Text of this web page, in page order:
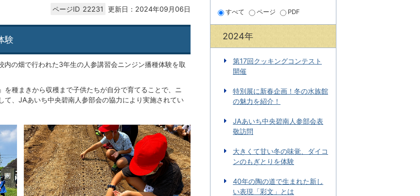
ページID 22231 更新日：2024年09月06日
験
の畑で行われた3年生の人参講習会ニンジン播種体験を取
を種まきから収穫まで子供たちが自分で育てることで、ニ
て、JAあいち中央碧南人参部会の協力により実施されてい
すべて ページ PDF
2024年
第17回クッキングコンテスト
開催
特別展に新春企画！冬の水族館
の魅力を紹介！
JAあいち中央碧南人参部会表
敬訪問
大きくて甘い冬の味覚、ダイコ
ンのもぎとりを体験
40年の陶の道で生まれた新し
い表現「彩文」とは